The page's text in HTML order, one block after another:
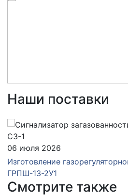
Наши поставки
06 июля 2026
Изготовление
ГРПШ-13-2У1
Смотрите также